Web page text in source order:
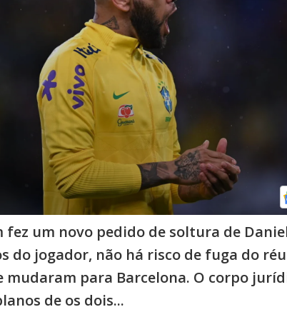
fez um novo pedido de soltura de
do jogador, não há risco de fuga do
mudaram para Barcelona. O corpo
de os dois...